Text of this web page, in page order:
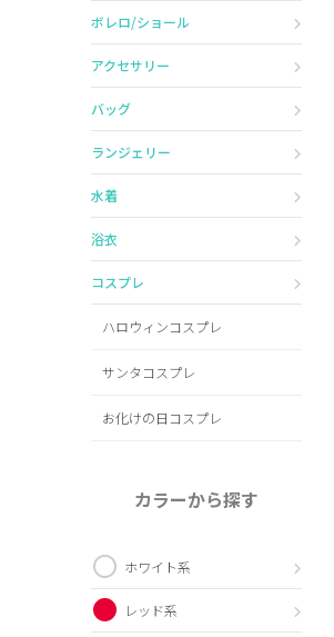
ボレロ/ショール
アクセサリー
バッグ
ランジェリー
水着
浴衣
コスプレ
ハロウィンコスプレ
サンタコスプレ
お化けの日コスプレ
カラーから探す
ホワイト系
レッド系